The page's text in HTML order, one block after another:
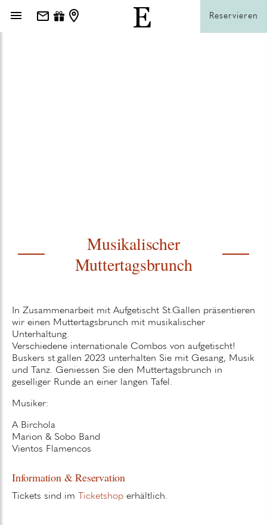
Reservieren
Musikalischer
Muttertagsbrunch
In Zusammenarbeit mit Aufgetischt St.Gallen präsentieren
wir einen Muttertagsbrunch mit musikalischer
Unterhaltung.
Verschiedene internationale Combos von aufgetischt!
Buskers st.gallen 2023 unterhalten Sie mit Gesang, Musik
und Tanz. Geniessen Sie den Muttertagsbrunch in
geselliger Runde an einer langen Tafel.
Musiker:
A Birchola
Marion & Sobo Band
Vientos Flamencos
Information & Reservation
Tickets sind im Ticketshop erhältlich.